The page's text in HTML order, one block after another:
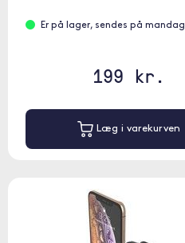
Er på lager, sendes på mandag
199 kr.
Læg i varekurven